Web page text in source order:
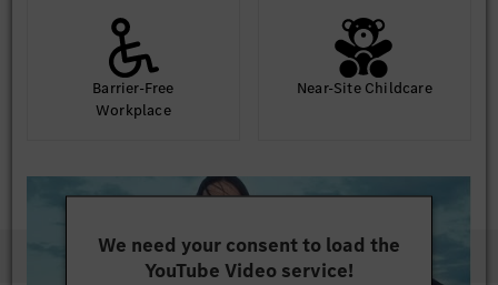
Barrier-Free
Workplace
Near-Site Childcare
We need your consent to load the
YouTube Video service!